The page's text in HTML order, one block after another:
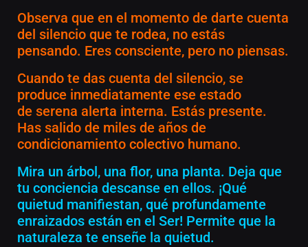
Observa que en el momento de darte cuenta
del silencio que te rodea, no estás
pensando. Eres consciente, pero no piensas.
Cuando te das cuenta del silencio, se
produce inmediatamente ese estado
de serena alerta interna. Estás presente.
Has salido de miles de años de
condicionamiento colectivo humano.
Mira un árbol, una flor, una planta. Deja que
tu conciencia descanse en ellos. ¡Qué
quietud manifiestan, qué profundamente
enraizados están en el Ser! Permite que la
naturaleza te enseñe la quietud.